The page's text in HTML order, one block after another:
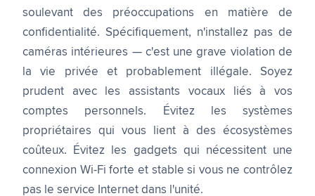
soulevant des préoccupations en matière de
confidentialité. Spécifiquement, n'installez pas de
caméras intérieures — c'est une grave violation de
la vie privée et probablement illégale. Soyez
prudent avec les assistants vocaux liés à vos
comptes personnels. Évitez les systèmes
propriétaires qui vous lient à des écosystèmes
coûteux. Évitez les gadgets qui nécessitent une
connexion Wi-Fi forte et stable si vous ne contrôlez
pas le service Internet dans l'unité.